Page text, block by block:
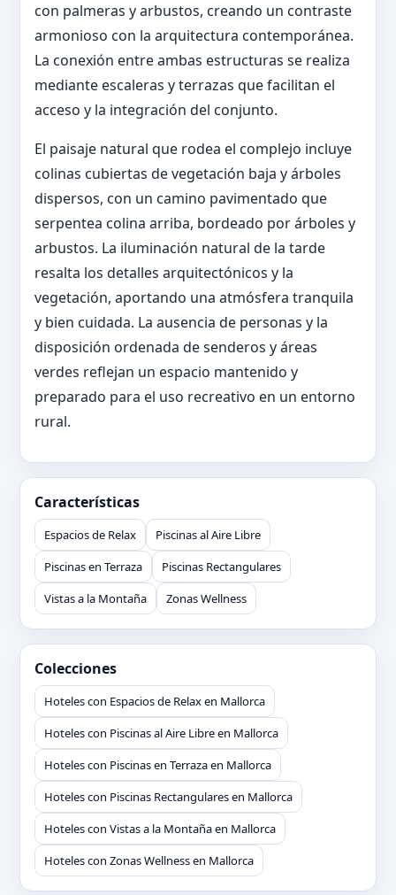
con palmeras y arbustos, creando un contraste
armonioso con la arquitectura contemporánea.
La conexión entre ambas estructuras se realiza
mediante escaleras y terrazas que facilitan el
acceso y la integración del conjunto.
El paisaje natural que rodea el complejo incluye
colinas cubiertas de vegetación baja y árboles
dispersos, con un camino pavimentado que
serpentea colina arriba, bordeado por árboles y
arbustos. La iluminación natural de la tarde
resalta los detalles arquitectónicos y la
vegetación, aportando una atmósfera tranquila
y bien cuidada. La ausencia de personas y la
disposición ordenada de senderos y áreas
verdes reflejan un espacio mantenido y
preparado para el uso recreativo en un entorno
rural.
Características
Espacios de Relax
Piscinas al Aire Libre
Piscinas en Terraza
Piscinas Rectangulares
Vistas a la Montaña
Zonas Wellness
Colecciones
Hoteles con Espacios de Relax en Mallorca
Hoteles con Piscinas al Aire Libre en Mallorca
Hoteles con Piscinas en Terraza en Mallorca
Hoteles con Piscinas Rectangulares en Mallorca
Hoteles con Vistas a la Montaña en Mallorca
Hoteles con Zonas Wellness en Mallorca